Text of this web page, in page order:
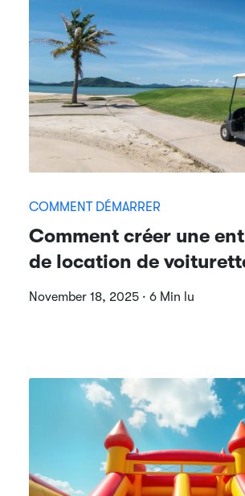
COMMENT DÉMARRER
Comment créer une
de location de
November 18, 2025 · 6 Min lu